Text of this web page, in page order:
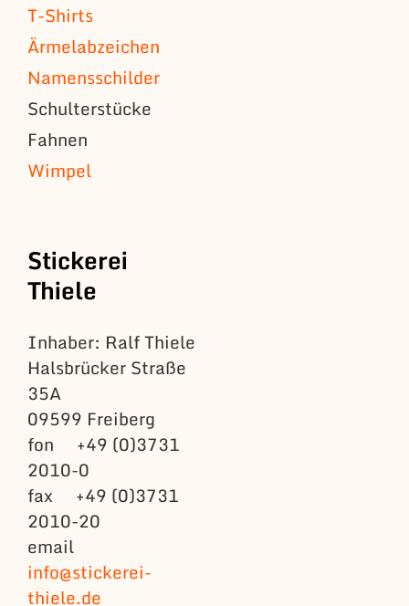
T-Shirts
Ärmelabzeichen
Namensschilder
Schulterstücke
Fahnen
Wimpel
Stickerei
Thiele
Inhaber: Ralf Thiele
Halsbrücker Straße
35A
09599 Freiberg
fon +49 (0)3731
2010-0
fax +49 (0)3731
2010-20
email
info@stickerei-
thiele.de